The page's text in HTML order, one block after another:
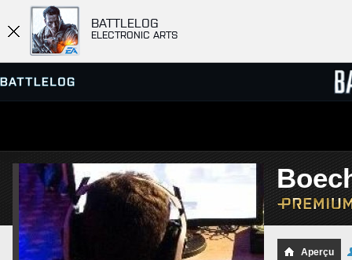
BATTLELOG
ELECTRONIC ARTS
SERVEURS
PARTIES
Aperçu